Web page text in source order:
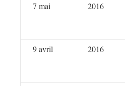
7 mai 2016
9 avril
2016